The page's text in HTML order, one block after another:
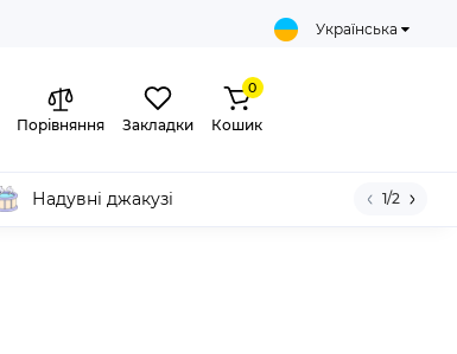
Українська
Порівняння Закладки
0
Кошик
Надувні джакузі 1/2